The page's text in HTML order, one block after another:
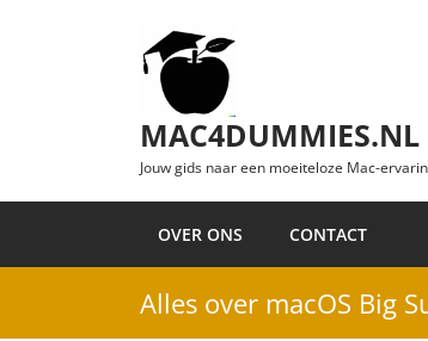
MAC4DUMMIES.NL
Jouw gids naar een moeiteloze Mac-
OVER ONS CONTACT
Alles over macOS Big